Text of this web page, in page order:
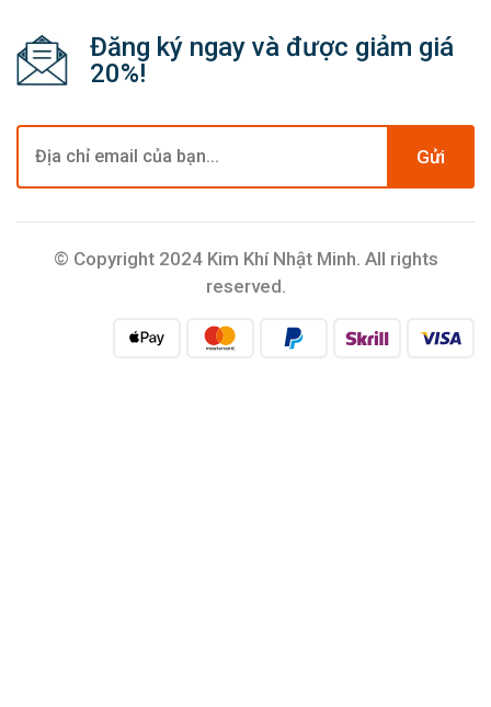
Đăng ký ngay và được giảm giá
20%!
Gửi
© Copyright 2024 Kim Khí Nhật Minh. All rights
reserved.